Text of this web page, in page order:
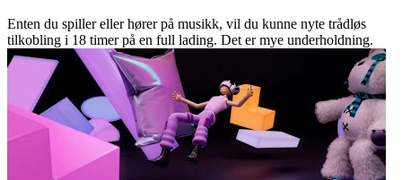
Enten du spiller eller hører på musikk, vil du kunne nyte trådløs
tilkobling i 18 timer på en full lading. Det er mye underholdning.